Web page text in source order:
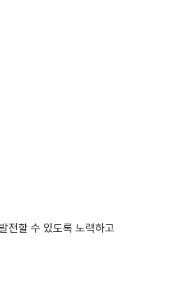
전할 수 있도록 노력하고